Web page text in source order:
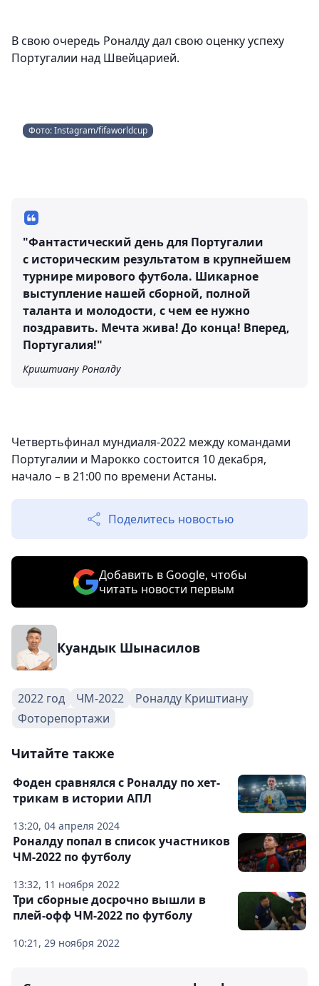
В свою очередь Роналду дал свою оценку успеху
Португалии над Швейцарией.
Фото: Instagram/fifaworldcup
"Фантастический день для Португалии
с историческим результатом в крупнейшем
турнире мирового футбола. Шикарное
выступление нашей сборной, полной
таланта и молодости, с чем ее нужно
поздравить. Мечта жива! До конца! Вперед,
Португалия!"
Криштиану Роналду
Четвертьфинал мундиаля-2022 между командами
Португалии и Марокко состоится 10 декабря,
начало – в 21:00 по времени Астаны.
Поделитесь новостью
Добавить в Google, чтобы
читать новости первым
Куандык Шынасилов
2022 год ЧМ-2022
Роналду Криштиану
Фоторепортажи
Читайте также
13:20, 04 апреля 2024
Фоден сравнялся с Роналду по хет-
трикам в истории АПЛ
13:32, 11 ноября 2022
Роналду попал в список участников
ЧМ-2022 по футболу
10:21, 29 ноября 2022
Три сборные досрочно вышли в
плей-офф ЧМ-2022 по футболу